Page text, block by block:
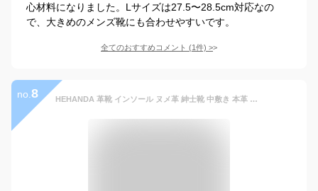
心材料になりました。Lサイズは27.5〜28.5cm対応なの
で、大きめのメンズ靴にも合わせやすいです。
全てのおすすめコメント (1件) >
no. 8 HEHANDA 革靴 インソール ヌメ革 紳士靴 中敷き 本革 メンズ なかじき 薄型 消臭 レザー 衝撃吸収 立ち仕事 男性用 男女兼用（D 25.5~26.0cm）